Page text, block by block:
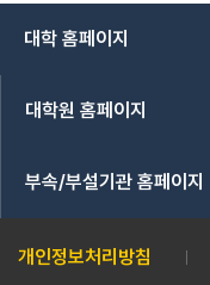
대학 홈페이지
대학원 홈페이지
부속/부설기관 홈페이지
개인정보처리방침